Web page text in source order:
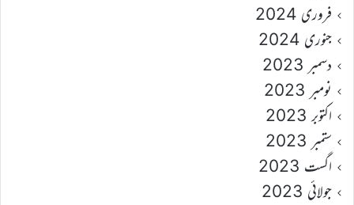
فروری 2024
جنوری 2024
دسمبر 2023
نومبر 2023
اکتوبر 2023
ستمبر 2023
اگست 2023
جولائی 2023